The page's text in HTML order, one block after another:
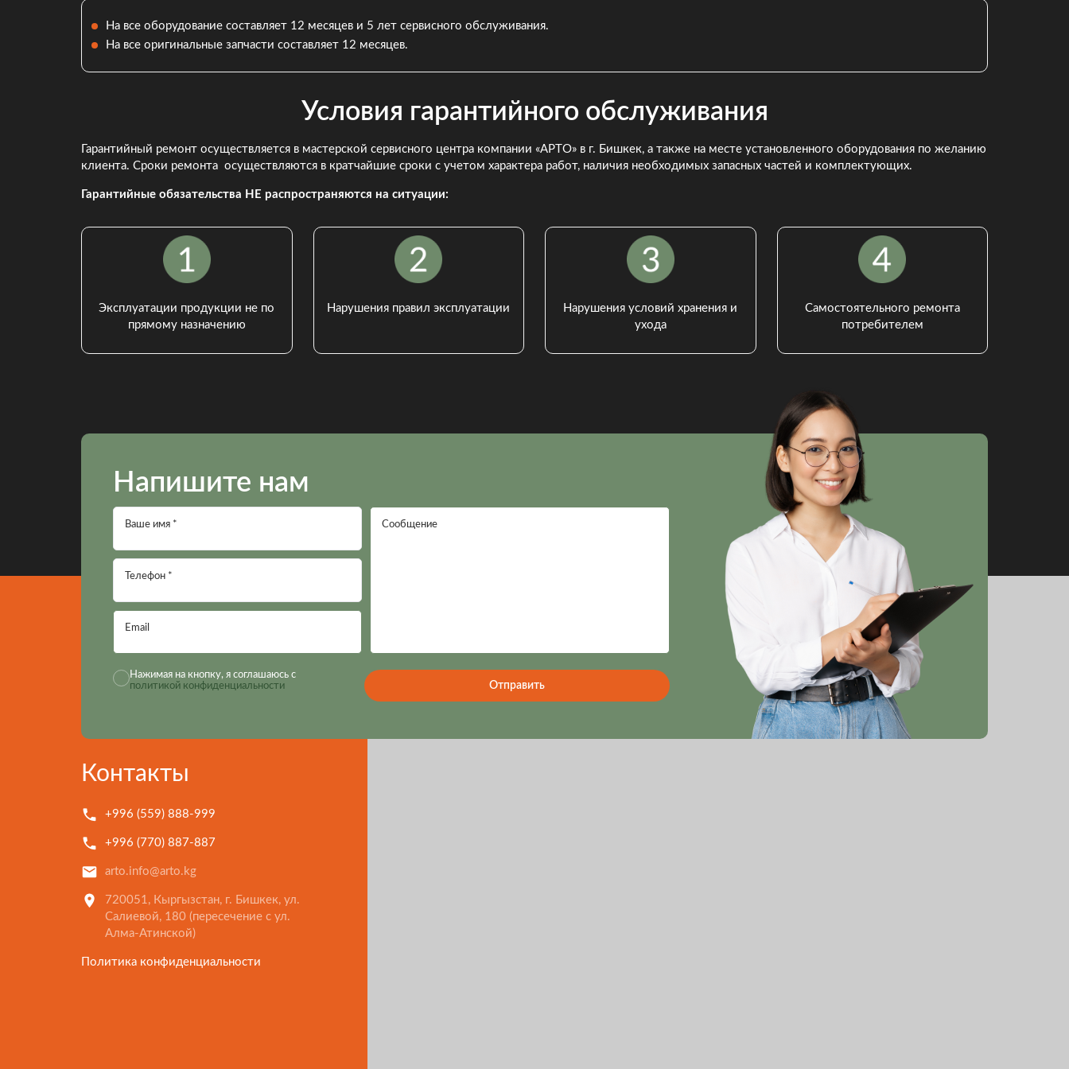
На все оборудование составляет 12 месяцев и 5 лет сервисного обслуживания.
На все оригинальные запчасти составляет 12 месяцев.
Условия гарантийного обслуживания
Гарантийный ремонт осуществляется в мастерской сервисного центра компании «АРТО» в г. Бишкек, а также на месте установленного оборудования по желанию
клиента. Сроки ремонта осуществляются в кратчайшие сроки с учетом характера работ, наличия необходимых запасных частей и комплектующих.
Гарантийные обязательства НЕ распространяются на ситуации:
Эксплуатации продукции не по
прямому назначению
Нарушения правил эксплуатации
Нарушения условий хранения и
ухода
Самостоятельного ремонта
потребителем
Напишите нам
Ваше имя *
Телефон *
Email
Сообщение
Нажимая на кнопку, я соглашаюсь с
политикой конфиденциальности
Отправить
Контакты
+996 (559) 888-999
+996 (770) 887-887
arto.info@arto.kg
720051, Кыргызстан, г. Бишкек, ул.
Салиевой, 180 (пересечение с ул.
Алма-Атинской)
Политика конфиденциальности